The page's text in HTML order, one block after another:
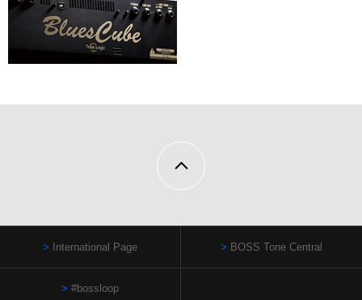
International Page BOSS Tone Central
#bossloop